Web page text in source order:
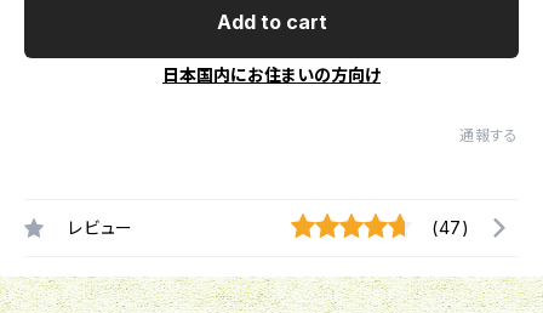
Add to cart
日本国内にお住まいの方向け
通報する
レビュー (47)